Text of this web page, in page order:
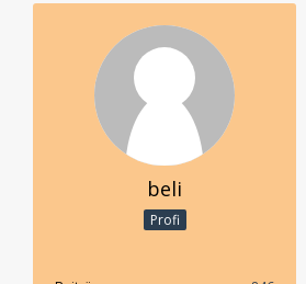
beli
Profi